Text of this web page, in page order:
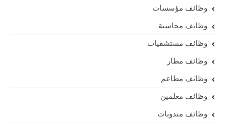
وظائف مؤسسات
وظائف محاسبة
وظائف مستشفيات
وظائف مطار
وظائف مطاعم
وظائف معلمين
وظائف مندوبات